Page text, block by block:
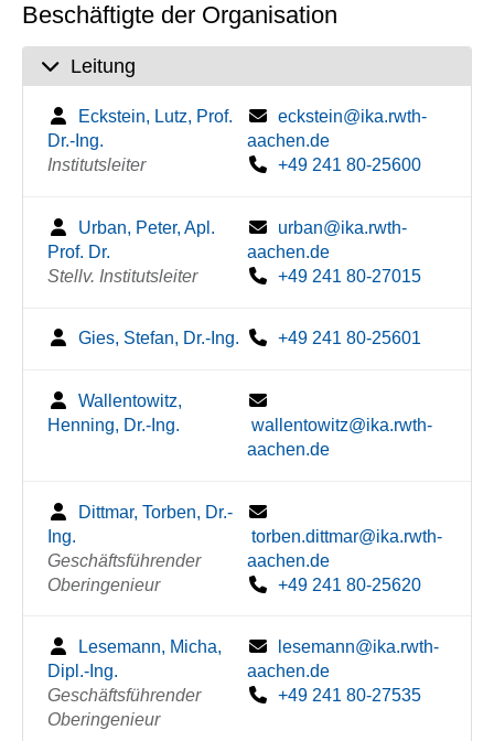
Beschäftigte der Organisation
Leitung
Eckstein, Lutz, Prof.
Dr.-Ing.
Institutsleiter
eckstein@ika.rwth-
aachen.de
+49 241 80-25600
Urban, Peter, Apl.
Prof. Dr.
Stellv. Institutsleiter
urban@ika.rwth-
aachen.de
+49 241 80-27015
Gies, Stefan, Dr.-Ing. +49 241 80-25601
Wallentowitz,
Henning, Dr.-Ing.
wallentowitz@ika.rwth-
aachen.de
Dittmar, Torben, Dr.-
Ing.
Geschäftsführender
Oberingenieur
torben.dittmar@ika.rwth-
aachen.de
+49 241 80-25620
Lesemann, Micha,
Dipl.-Ing.
Geschäftsführender
Oberingenieur
lesemann@ika.rwth-
aachen.de
+49 241 80-27535